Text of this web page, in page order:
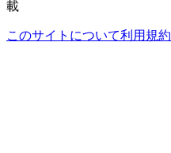
載
このサイトについて利用規約